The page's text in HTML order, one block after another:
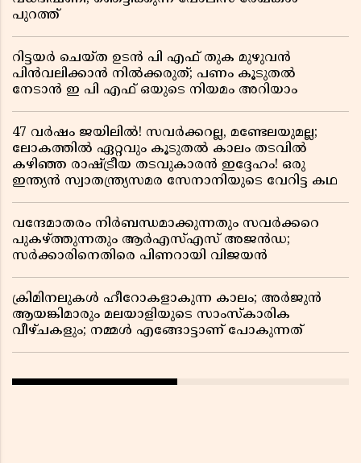
പുറത്ത്
റിട്ടയർ ചെയ്ത ഉടൻ പി എഫ് തുക മുഴുവൻ
പിൻവലിക്കാൻ നിൽക്കരുത്; പണം കൂടുതൽ
നേടാൻ ഇ പി എഫ് ഒയുടെ നിയമം അറിയാം
47 വർഷം ജയിലിൽ! സവർക്കറല്ല, മണ്ടേലയുമല്ല;
ലോകത്തിൽ ഏറ്റവും കൂടുതൽ കാലം തടവിൽ
കഴിഞ്ഞ രാഷ്ട്രീയ തടവുകാരൻ ഇദ്ദേഹം! ഒരു
ഇന്ത്യൻ സ്വാതന്ത്ര്യസമര സേനാനിയുടെ വേറിട്ട കഥ
വന്ദേമാതരം നിർബന്ധമാക്കുന്നതും സവർക്കറെ
പുകഴ്ത്തുന്നതും ആർഎസ്എസ് അജൻഡ;
സർക്കാരിനെതിരെ പിണറായി വിജയൻ
ക്രിമിനലുകൾ ഹീറോകളാകുന്ന കാലം; അർജുൻ
ആയങ്കിമാരും മലയാളിയുടെ സാംസ്കാരിക
വീഴ്ചകളും; നമ്മൾ എങ്ങോട്ടാണ് പോകുന്നത്